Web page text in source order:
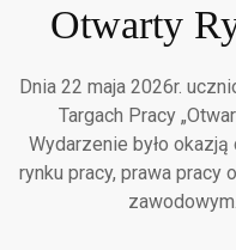
Otwarty
Dnia 22 maja 2026r.
Targach Pracy
Wydarzenie było
rynku pracy, prawa pracy